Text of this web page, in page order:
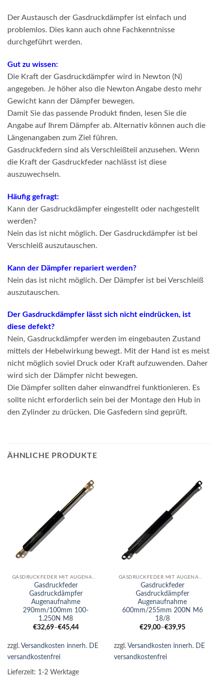
Der Austausch der Gasdruckdämpfer ist einfach und
problemlos. Dies kann auch ohne Fachkenntnisse
durchgeführt werden.
Gut zu wissen:
Die Kraft der Gasdruckdämpfer wird in Newton (N)
angegeben. Je höher also die Newton Angabe desto mehr
Gewicht kann der Dämpfer bewegen.
Damit Sie das passende Produkt finden, lesen Sie die
Angabe auf Ihrem Dämpfer ab. Alternativ können auch die
Längenangaben zum Ziel führen.
Gasdruckfedern sind als Verschleißteil anzusehen. Wenn
die Kraft der Gasdruckfeder nachlässt ist diese
auszuwechseln.
Häufig gefragt:
Kann der Gasdruckdämpfer eingestellt oder nachgestellt
werden?
Nein das ist nicht möglich. Der Gasdruckdämpfer ist bei
Verschleiß auszutauschen.
Kann der Dämpfer repariert werden?
Nein das ist nicht möglich. Der Dämpfer ist bei Verschleiß
auszutauschen.
Der Gasdruckdämpfer lässt sich nicht eindrücken, ist
diese defekt?
Nein, Gasdruckdämpfer werden im eingebauten Zustand
mittels der Hebelwirkung bewegt. Mit der Hand ist es meist
nicht möglich soviel Druck oder Kraft aufzuwenden. Daher
wird sich der Dämpfer nicht bewegen.
Die Dämpfer sollten daher einwandfrei funktionieren. Es
sollte nicht erforderlich sein bei der Montage den Hub in
den Zylinder zu drücken. Die Gasfedern sind geprüft.
ÄHNLICHE PRODUKTE
GASDRUCKFEDER MIT AUGENAUFNAHME
Gasdruckfeder
Gasdruckdämpfer
Augenaufnahme
290mm/100mm 100-
1.250N M8
€32,69–€45,44
zzgl. Versandkosten innerh. DE
versandkostenfrei
Lieferzeit: 1-2 Werktage
GASDRUCKFEDER MIT AUGENAUFNAHME
Gasdruckfeder
Gasdruckdämpfer
Augenaufnahme
600mm/255mm 200N M6
18/8
€29,00–€39,95
zzgl. Versandkosten innerh. DE
versandkostenfrei